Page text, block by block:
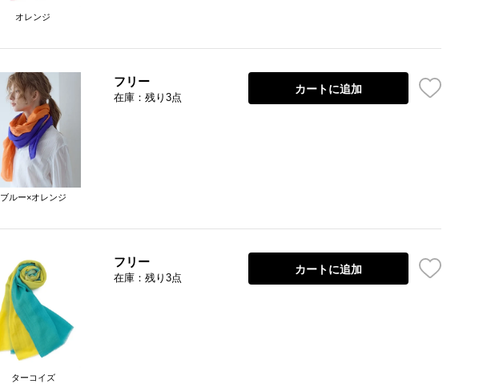
オレンジ
ブルー×オレンジ
フリー
在庫：残り3点
カートに追加
ターコイズ
フリー
在庫：残り3点
カートに追加